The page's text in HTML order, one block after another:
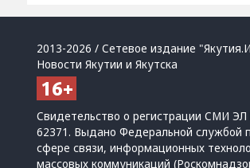
2013-2026 / Сетевое издание
Новости Якутии и Якутска
Свидетельство о регистрации СМИ
62371. Выдано Федеральной службой
сфере связи, информационных
массовых коммуникаций